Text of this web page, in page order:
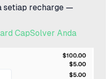
setiap recharge —
CapSolver Anda